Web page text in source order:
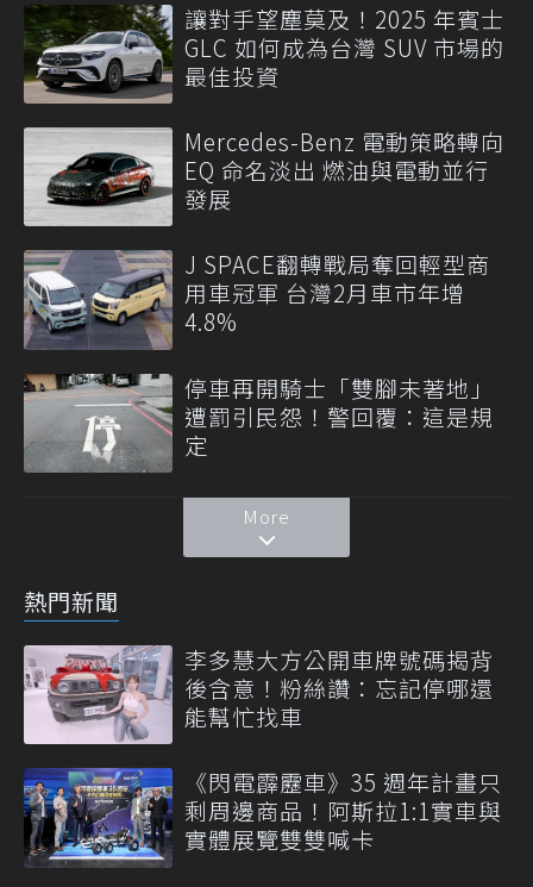
讓對手望塵莫及！2025 年賓士
GLC 如何成為台灣 SUV 市場的
最佳投資
Mercedes-Benz 電動策略轉向
EQ 命名淡出 燃油與電動並行
發展
J SPACE翻轉戰局奪回輕型商
用車冠軍 台灣2月車市年增
4.8%
停車再開騎士「雙腳未著地」
遭罰引民怨！警回覆：這是規
定
More
熱門新聞
李多慧大方公開車牌號碼揭背
後含意！粉絲讚：忘記停哪還
能幫忙找車
《閃電霹靂車》35 週年計畫只
剩周邊商品！阿斯拉1:1實車與
實體展覽雙雙喊卡